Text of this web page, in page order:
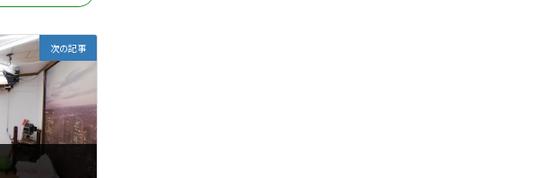
次の記事